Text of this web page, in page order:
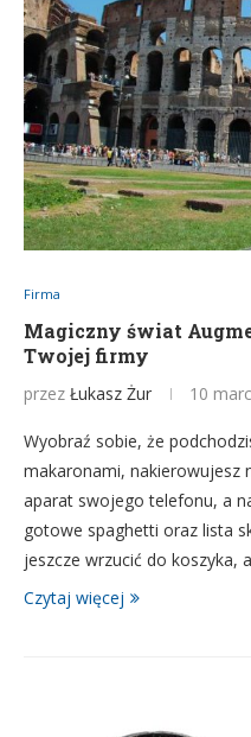
Firma
Magiczny świat
Twojej firmy
przez Łukasz Żur 10
Wyobraź sobie, że
makaronami, nakierowujesz
aparat swojego telefonu, a
gotowe spaghetti oraz lista
jeszcze wrzucić do koszyka,
Czytaj więcej